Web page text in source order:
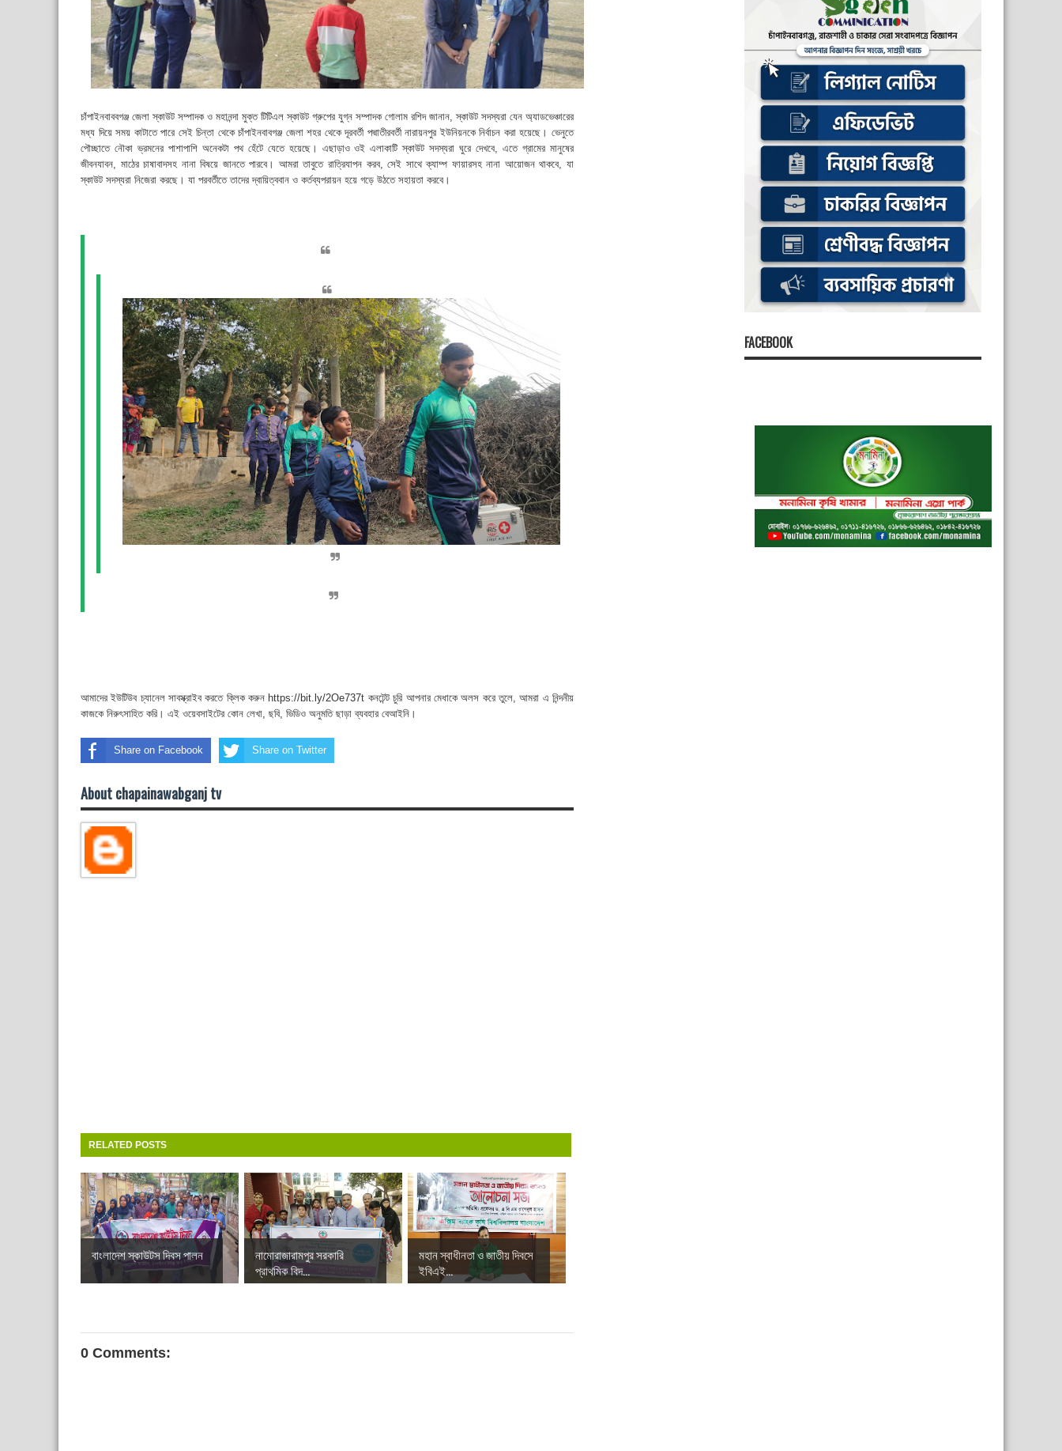
চাঁপাইনবাববগঞ্জ জেলা স্কাউট সম্পাদক ও মহানন্দা মুক্ত টিটিএল স্কাউট গ্রুপের যুগ্ন সম্পাদক গোলাম রশিদ জানান, স্কাউট সদস্যরা যেন অ্যাডভেঞ্চারের
মধ্য দিয়ে সময় কাটাতে পারে সেই চিন্তা থেকে চাঁপাইনবাবগঞ্জ জেলা শহর থেকে দূরবর্তী পদ্মাতীরবর্তী নারায়নপুর ইউনিয়নকে নির্বাচন করা হয়েছে। ভেনুতে
পৌচ্ছাতে নৌকা ভ্রমনের পাশাপাশি অনেকটা পথ হেঁটে যেতে হয়েছে। এছাড়াও ওই এলাকাটি স্কাউট সদস্যরা ঘুরে দেখবে, এতে গ্রামের মানুষের
জীবনযাবন, মাঠের চাষাবাদসহ নানা বিষয়ে জানতে পারবে। আমরা তাবুতে রাত্রিযাপন করব, সেই সাথে ক্যাম্প ফায়ারসহ নানা আয়োজন থাকবে, যা
স্কাউট সদস্যরা নিজেরা করছে। যা পরবর্তীতে তাদের দ্বায়িত্ববান ও কর্তব্যপরায়ন হয়ে গড়ে উঠতে সহায়তা করবে।
আমাদের ইউটিউব চ্যানেল সাবস্ক্রাইব করতে ক্লিক করুন https://bit.ly/2Oe737t কনটেন্ট চুরি আপনার মেধাকে অলস করে তুলে, আমরা এ নিন্দনীয়
কাজকে নিরুৎসাহিত করি। এই ওয়েবসাইটের কোন লেখা, ছবি, ভিডিও অনুমতি ছাড়া ব্যবহার বেআইনি।
Share on Facebook Share on Twitter
About chapainawabganj tv
RELATED POSTS
বাংলাদেশ স্কাউটস দিবস পালন
নামোরাজারামপুর সরকারি
প্রাথমিক বিদ...
মহান স্বাধীনতা ও জাতীয় দিবসে
ইবিএই...
0 Comments:
FACEBOOK